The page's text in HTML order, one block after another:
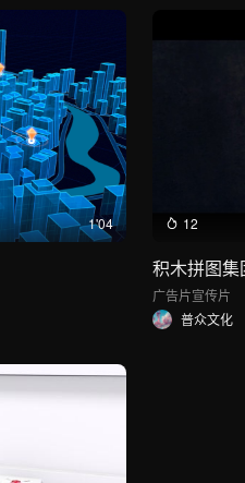
1'04 12
积木拼图
广告片宣传片
普众文化